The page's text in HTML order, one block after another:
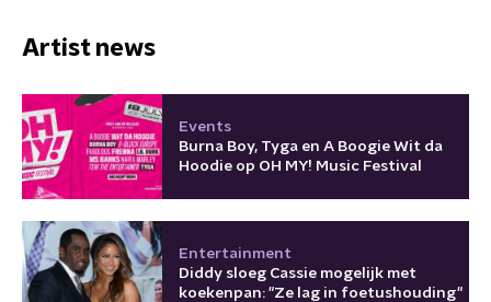
Artist news
Events
Burna Boy, Tyga en A Boogie Wit da
Hoodie op OH MY! Music Festival
Entertainment
Diddy sloeg Cassie mogelijk met
koekenpan: "Ze lag in foetushouding"